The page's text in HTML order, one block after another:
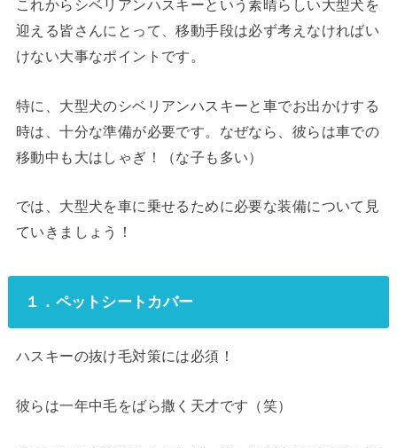
これからシベリアンハスキーという素晴らしい大型犬を
迎える皆さんにとって、移動手段は必ず考えなければい
けない大事なポイントです。
特に、大型犬のシベリアンハスキーと車でお出かけする
時は、十分な準備が必要です。なぜなら、彼らは車での
移動中も大はしゃぎ！（な子も多い）
では、大型犬を車に乗せるために必要な装備について見
ていきましょう！
１．ペットシートカバー
ハスキーの抜け毛対策には必須！
彼らは一年中毛をばら撒く天才です（笑）